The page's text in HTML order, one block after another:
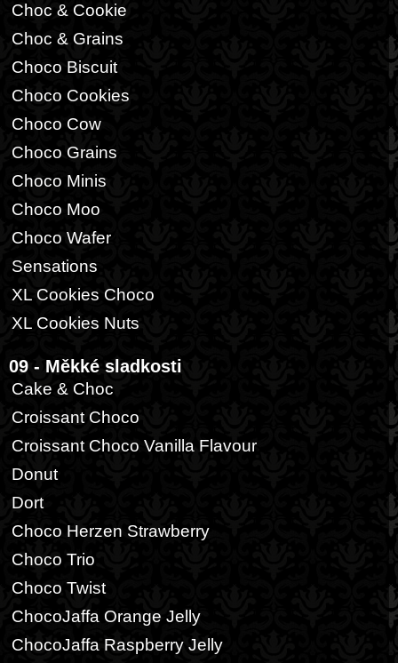
Choc & Cookie
Choc & Grains
Choco Biscuit
Choco Cookies
Choco Cow
Choco Grains
Choco Minis
Choco Moo
Choco Wafer
Sensations
XL Cookies Choco
XL Cookies Nuts
09 - Měkké sladkosti
Cake & Choc
Croissant Choco
Croissant Choco Vanilla Flavour
Donut
Dort
Choco Herzen Strawberry
Choco Trio
Choco Twist
ChocoJaffa Orange Jelly
ChocoJaffa Raspberry Jelly